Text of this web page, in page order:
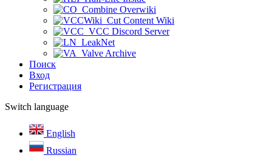
Combine Overwiki
Cut Content Wiki
VCC Discord Server
LeakNet
Valve Archive
Поиск
Вход
Регистрация
Switch language
English
Russian